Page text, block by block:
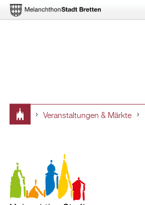
hier
Veranstaltungen & Märkte